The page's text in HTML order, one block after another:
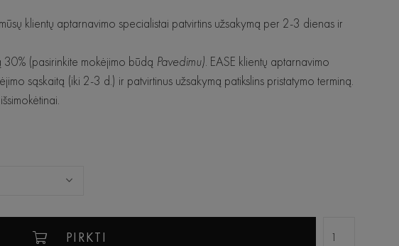
klientų aptarnavimo specialistai patvirtins užsakymą per 2-3 dienas ir
(pasirinkite mokėjimo būdą Pavedimu) . EASE klientų aptarnavimo
sąskaitą (iki 2-3 d.) ir patvirtinus užsakymą patikslins pristatymo terminą.
PIRKTI